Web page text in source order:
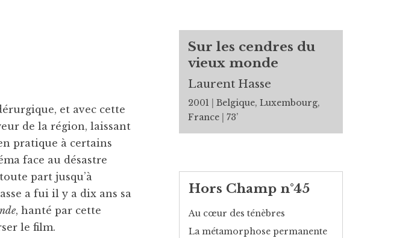
et avec cette
de la région, laissant
pratique à certains
face au désastre
part jusqu’à
a fui il y a dix ans sa
, hanté par cette
le film.
Sur les cendres du
vieux monde
Laurent Hasse
2001
Belgique, Luxembourg,
France
73’
Hors Champ n°45
Au cœur des ténèbres
La métamorphose permanente